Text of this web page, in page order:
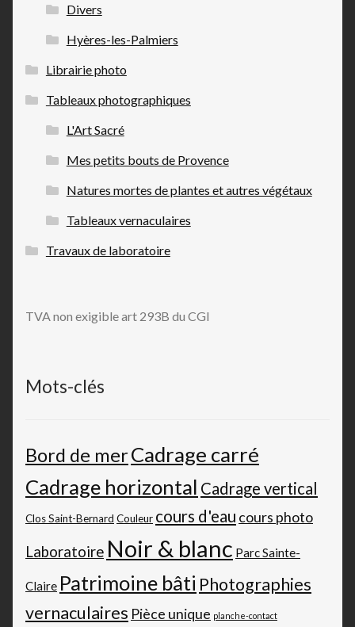
Divers
Hyères-les-Palmiers
Librairie photo
Tableaux photographiques
L'Art Sacré
Mes petits bouts de Provence
Natures mortes de plantes et autres végétaux
Tableaux vernaculaires
Travaux de laboratoire
TVA non exigible art 293B du CGI
Mots-clés
Bord de merCadrage carré
Cadrage horizontal Cadrage vertical
Clos Saint-Bernard Couleur cours d'eau cours photo
Laboratoire Noir & blanc Parc Sainte-
Claire Patrimoine bâti Photographies
vernaculaires Pièce unique planche-contact